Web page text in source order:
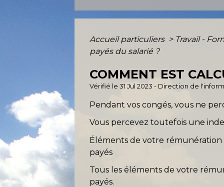
Accueil particuliers > Travail -
payés du salarié ?
COMMENT EST
Vérifié le 31 Jul 2023 - Direction de
Pendant vos congés, vous ne
Vous percevez toutefois une
Éléments de votre
payés
Tous les éléments de votre
payés.